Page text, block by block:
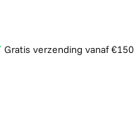
Gratis verzending vanaf €150